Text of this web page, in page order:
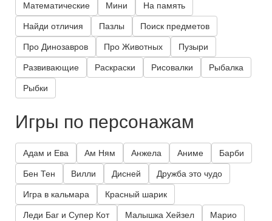
Математические Мини На память
Найди отличия Пазлы Поиск предметов
Про Динозавров Про Животных Пузыри
Развивающие Раскраски Рисовалки Рыбалка
Рыбки
Игры по персонажам
Адам и Ева Ам Ням Анжела Аниме Барби
Бен Тен Вилли Дисней Дружба это чудо
Игра в кальмара Красный шарик
Леди Баг и Супер Кот Малышка Хейзел Марио